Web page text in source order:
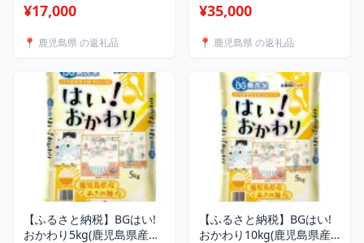
地域：離島】【1508471】
¥17,000
📍 鹿児島県 の返礼品
【1406362】
¥35,000
📍 鹿児島県 の返礼品
【ふるさと納税】BGはい!
おかわり5kg(鹿児島県産あ
【ふるさと納税】BGはい!
おかわり10kg(鹿児島県産